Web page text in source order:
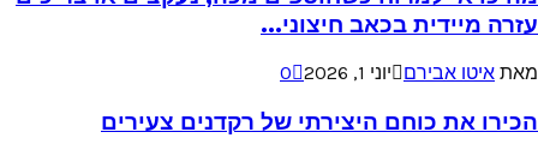
עזרה מיידית בכאב חיצוני...
מאת איטו אבירם יוני 1, 2026 0
הכירו את כוחם היצירתי של רקדנים צעירים